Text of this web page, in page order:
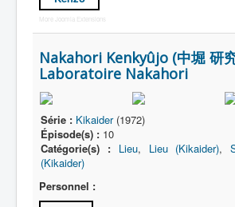
More Joomla Extensions
Nakahori Kenkyûjo (中堀 研
Laboratoire Nakahori
Série : Kikaider(1972)
Épisode(s) : 10
Catégorie(s) : Lieu, Lieu (Kikaider),
(Kikaider)
Personnel :